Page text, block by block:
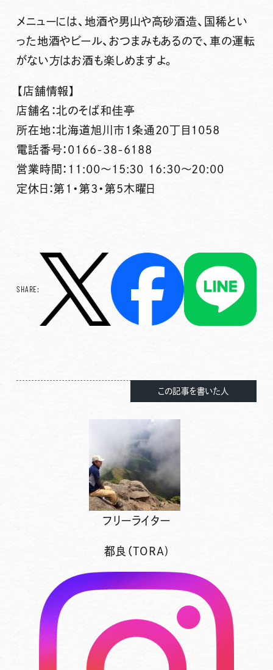
メニューには、地酒や男山や高砂酒造、国稀とい
った地酒やビール、おつまみもあるので、車の運転
がない方はお酒も楽しめますよ。
【店舗情報】
店舗名：北のそば和佳亭
所在地：北海道旭川市1条通20丁目1058
電話番号：0166-38-6188
営業時間：11:00〜15:30 16:30〜20:00
定休日：第1・第3・第5木曜日
SHARE:
この記事を書いた人
フリーライター
都良（TORA)